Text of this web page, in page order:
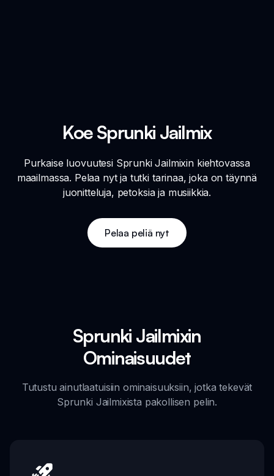
Koe Sprunki Jailmix
Purkaise luovuutesi Sprunki Jailmixin kiehtovassa
maailmassa. Pelaa nyt ja tutki tarinaa, joka on täynnä
juonitteluja, petoksia ja musiikkia.
Pelaa peliä nyt
Sprunki Jailmixin
Ominaisuudet
Tutustu ainutlaatuisiin ominaisuuksiin, jotka tekevät
Sprunki Jailmixista pakollisen pelin.